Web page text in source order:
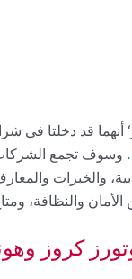
أنهما قد دخلتا في
وسوف تجمع الشركات
والخبرات
والنظافة،
كروز